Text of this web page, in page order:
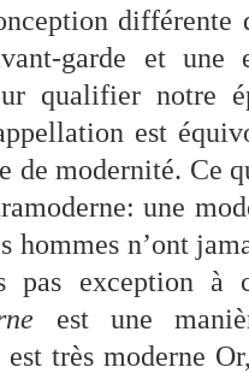
différente
garde et une
qualifier notre
est
de modernité. Ce
une
hommes n’ont
pas exception à
est une
très moderne